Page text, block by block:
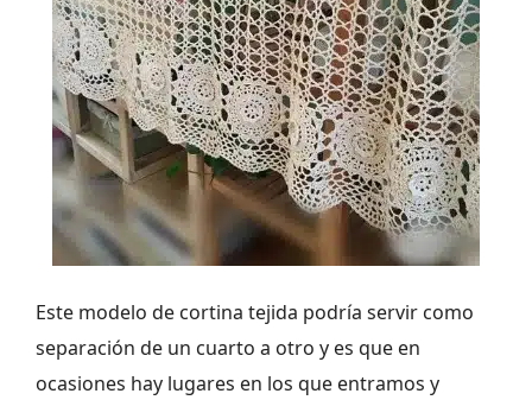
Este modelo de cortina tejida podría servir como
separación de un cuarto a otro y es que en
ocasiones hay lugares en los que entramos y